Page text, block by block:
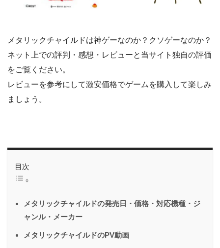
メタリックチャイルドは神ゲーなのか？クソゲーなのか？
ネット上での評判・感想・レビューと当サイト独自の評価
をご覧ください。
レビューを参考にして激安価格でゲームを購入して楽しみ
ましょう。
目次
メタリックチャイルドの発売日・価格・対応機種・ジ
ャンル・メーカー
メタリックチャイルドのPV動画